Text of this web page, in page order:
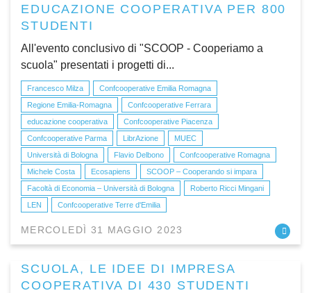
EDUCAZIONE COOPERATIVA PER 800
STUDENTI
All'evento conclusivo di "SCOOP - Cooperiamo a
scuola" presentati i progetti di...
Francesco Milza
Confcooperative Emilia Romagna
Regione Emilia-Romagna
Confcooperative Ferrara
educazione cooperativa
Confcooperative Piacenza
Confcooperative Parma
LibrAzione
MUEC
Università di Bologna
Flavio Delbono
Confcooperative Romagna
Michele Costa
Ecosapiens
SCOOP – Cooperando si impara
Facoltà di Economia – Università di Bologna
Roberto Ricci Mingani
LEN
Confcooperative Terre d'Emilia
MERCOLEDÌ 31 MAGGIO 2023
SCUOLA, LE IDEE DI IMPRESA
COOPERATIVA DI 430 STUDENTI